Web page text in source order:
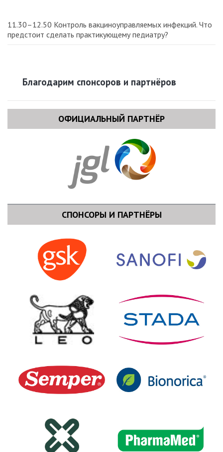
11.30–12.50 Контроль вакциноуправляемых инфекций. Что
предстоит сделать практикующему педиатру?
Благодарим спонсоров и партнёров
ОФИЦИАЛЬНЫЙ ПАРТНЁР
СПОНСОРЫ И ПАРТНЁРЫ